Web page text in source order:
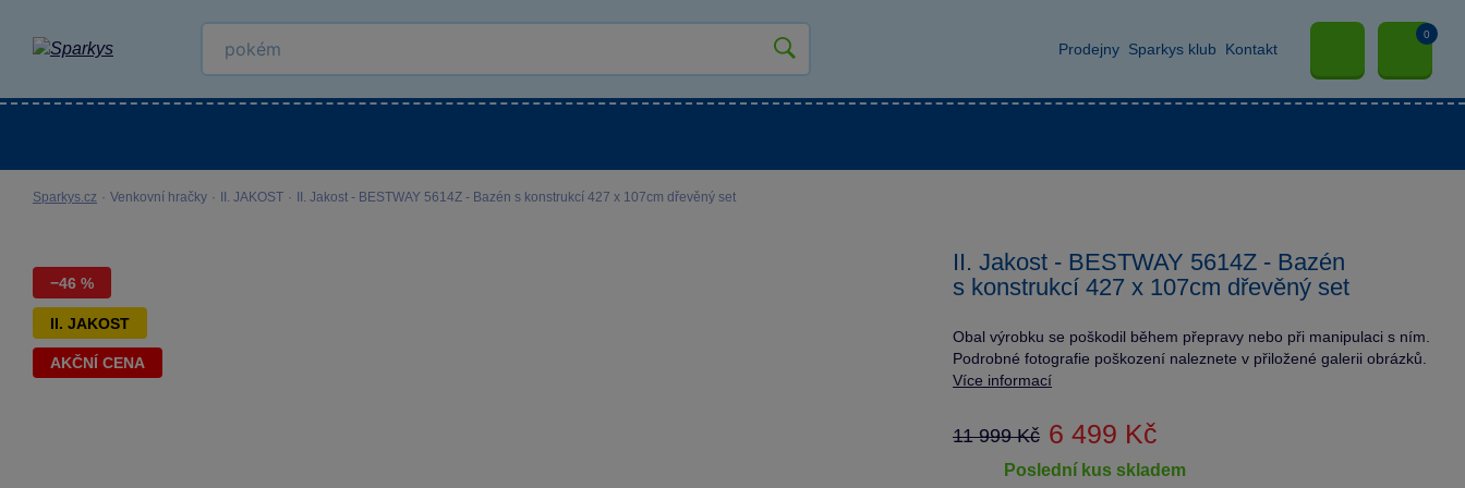
Prodejny Sparkys klub Kontakt
0
Sparkys.cz · Venkovní hračky · II. JAKOST · II. Jakost - BESTWAY 5614Z - Bazén s konstrukcí 427 x 107cm dřevěný set
−46 %
II. JAKOST
AKČNÍ CENA
II. Jakost - BESTWAY 5614Z - Bazén
s konstrukcí 427 x 107cm dřevěný set
Obal výrobku se poškodil během přepravy nebo při manipulaci s ním.
Podrobné fotografie poškození naleznete v přiložené galerii obrázků.
Více informací
11 999 Kč 6 499 Kč
poslední kus skladem